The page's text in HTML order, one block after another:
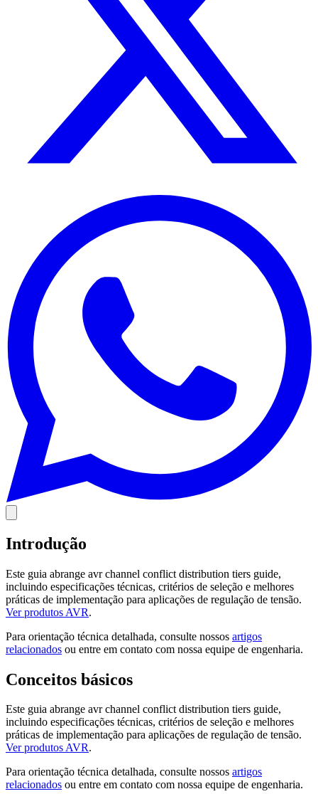
Introdução
Este guia abrange avr channel conflict distribution tiers guide,
incluindo especificações técnicas, critérios de seleção e melhores
práticas de implementação para aplicações de regulação de tensão.
Ver produtos AVR.
Para orientação técnica detalhada, consulte nossos artigos
relacionados ou entre em contato com nossa equipe de engenharia.
Conceitos básicos
Este guia abrange avr channel conflict distribution tiers guide,
incluindo especificações técnicas, critérios de seleção e melhores
práticas de implementação para aplicações de regulação de tensão.
Ver produtos AVR.
Para orientação técnica detalhada, consulte nossos artigos
relacionados ou entre em contato com nossa equipe de engenharia.